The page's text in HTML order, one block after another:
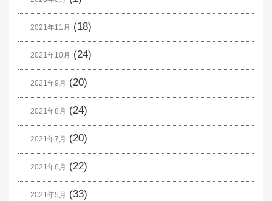
2021年11月 (18)
2021年10月 (24)
2021年9月 (20)
2021年8月 (24)
2021年7月 (20)
2021年6月 (22)
2021年5月 (33)